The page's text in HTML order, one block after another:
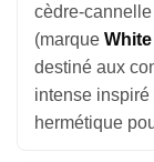
cèdre-
(marque
destiné aux
intense
hermétique
Appliquer